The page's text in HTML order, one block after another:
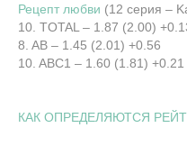
Рецепт любви (12 серия –
10. TOTAL – 1.87 (2.00)
8. AB – 1.45 (2.01) +0.56
10. ABC1 – 1.60 (1.81) +0.21
КАК ОПРЕДЕЛЯЮТСЯ